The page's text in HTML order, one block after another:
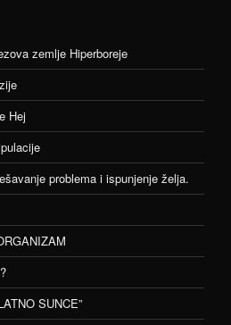
zemlje Hiperboreje
Hej
problema i ispunjenje želja.
SUNCE”